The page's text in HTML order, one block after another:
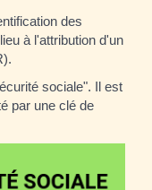
des
à l'attribution d'un
sociale". Il est
par une clé de